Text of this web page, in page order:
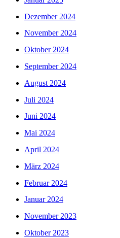
Dezember 2024
November 2024
Oktober 2024
September 2024
August 2024
Juli 2024
Juni 2024
Mai 2024
April 2024
März 2024
Februar 2024
Januar 2024
November 2023
Oktober 2023